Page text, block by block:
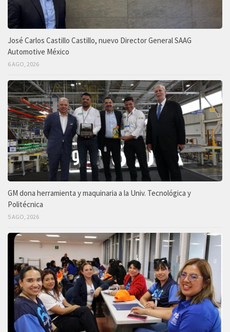
José Carlos Castillo Castillo, nuevo Director General SAAG
Automotive México
6 AGO, 2026
GM dona herramienta y maquinaria a la Univ. Tecnológica y
Politécnica
5 AGO, 2026